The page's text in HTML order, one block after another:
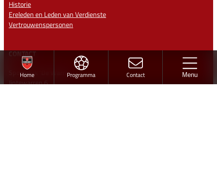
Home Programma Contact Menu
Historie
Ereleden en Leden van Verdienste
Vertrouwenspersonen
CONTACT
Sportpark ‘De Warren’
Jintewarren 6